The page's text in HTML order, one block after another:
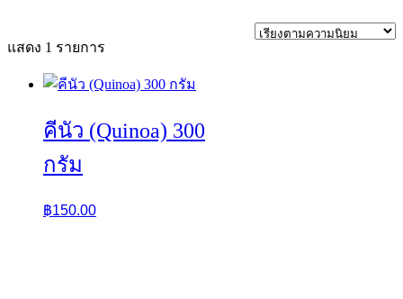
แสดง 1 รายการ
คีนัว (Quinoa) 300
กรัม
฿150.00